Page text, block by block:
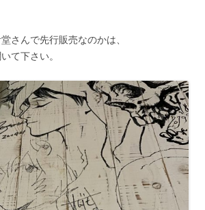
さんで先行販売なのかは、
て下さい。